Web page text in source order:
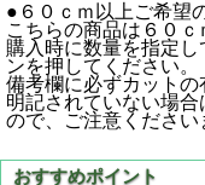
●６０ｃｍ以上ご希望
こちらの商品は６０
購入時に数量を指定
ンを押してください。
備考欄に必ずカットの
明記されていない場
ので、ご注意ください